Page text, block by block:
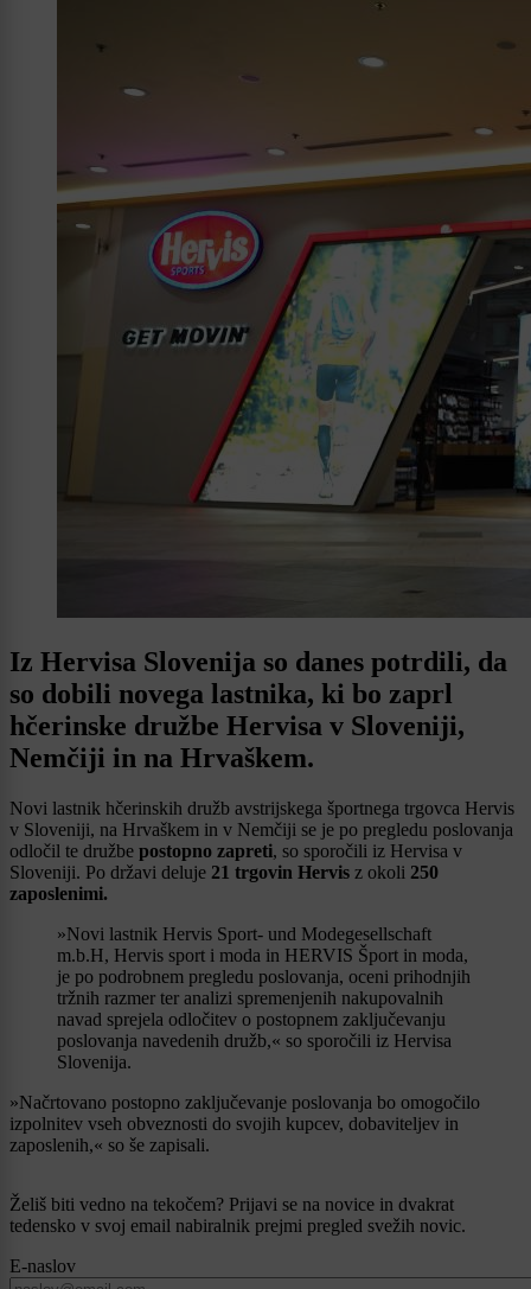
Iz Hervisa Slovenija so danes potrdili, da
so dobili novega lastnika, ki bo zaprl
hčerinske družbe Hervisa v Sloveniji,
Nemčiji in na Hrvaškem.
Novi lastnik hčerinskih družb avstrijskega športnega trgovca Hervis
v Sloveniji, na Hrvaškem in v Nemčiji se je po pregledu poslovanja
odločil te družbe postopno zapreti, so sporočili iz Hervisa v
Sloveniji. Po državi deluje 21 trgovin Hervis z okoli 250
zaposlenimi.
»Novi lastnik Hervis Sport- und Modegesellschaft
m.b.H, Hervis sport i moda in HERVIS Šport in moda,
je po podrobnem pregledu poslovanja, oceni prihodnjih
tržnih razmer ter analizi spremenjenih nakupovalnih
navad sprejela odločitev o postopnem zaključevanju
poslovanja navedenih družb,« so sporočili iz Hervisa
Slovenija.
»Načrtovano postopno zaključevanje poslovanja bo omogočilo
izpolnitev vseh obveznosti do svojih kupcev, dobaviteljev in
zaposlenih,« so še zapisali.
Želiš biti vedno na tekočem? Prijavi se na novice in dvakrat
tedensko v svoj email nabiralnik prejmi pregled svežih novic.
E-naslov